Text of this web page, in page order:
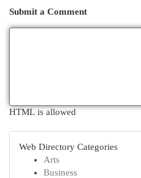
Submit a Comment
HTML is allowed
Web Directory Categories
Arts
Business